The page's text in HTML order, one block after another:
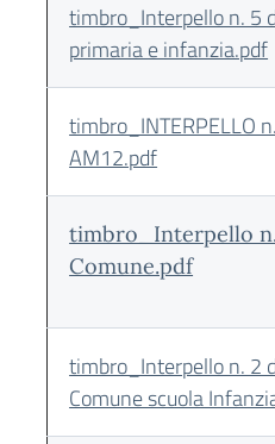
timbro_Interpello n. 5
primaria e infanzia.pdf
timbro_INTERPELLO
AM12.pdf
timbro_Interpello
Comune.pdf
timbro_Interpello n.
Comune scuola